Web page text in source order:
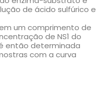
de ácido sulfúrico e
um comprimento de
de NS1 do
então determinada
com a curva